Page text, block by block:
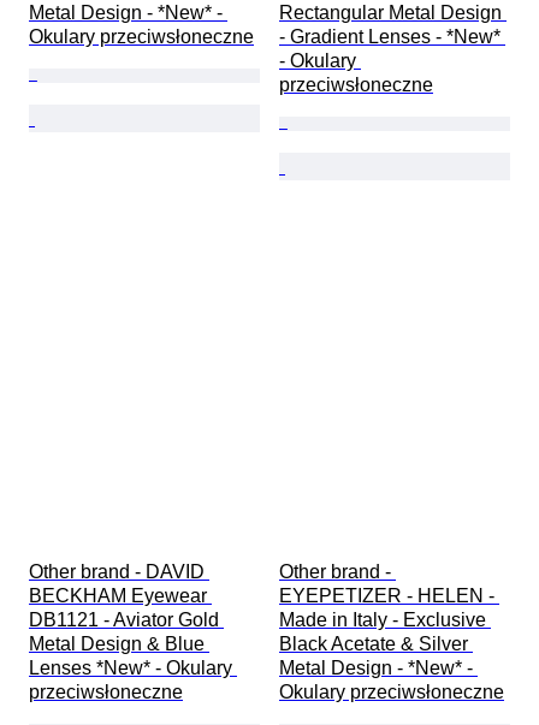
Metal Design - *New* -
Okulary przeciwsłoneczne
Rectangular Metal Design
- Gradient Lenses - *New*
- Okulary
przeciwsłoneczne
Other brand - DAVID
BECKHAM Eyewear
DB1121 - Aviator Gold
Metal Design & Blue
Lenses *New* - Okulary
przeciwsłoneczne
Other brand -
EYEPETIZER - HELEN -
Made in Italy - Exclusive
Black Acetate & Silver
Metal Design - *New* -
Okulary przeciwsłoneczne